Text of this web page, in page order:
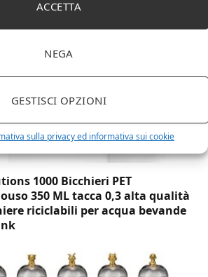
ACCETTA
NEGA
GESTISCI OPZIONI
sulla privacy ed informativa sui cookie
1000 Bicchieri PET
350 ML tacca 0,3 alta qualità
riciclabili per acqua bevande